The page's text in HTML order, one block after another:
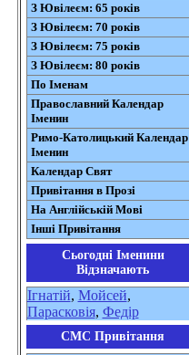
З Ювілеєм: 65 років
З Ювілеєм: 70 років
З Ювілеєм: 75 років
З Ювілеєм: 80 років
По Іменам
Православний Календар
Іменин
Римо-Католицький Календар
Іменин
Календар Свят
Привітання в Прозі
На Англійській Мові
Інші Привітання
Сьогодні Іменини
Відзначають
Ігнатій, Мойсей,
Парасковія, Федір
СМС Привітання